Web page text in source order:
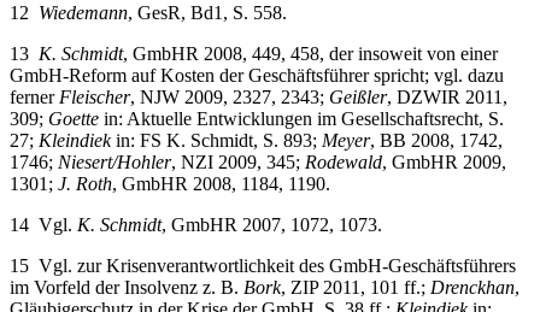
12 Wiedemann, GesR, Bd1, S. 558.
13 K. Schmidt, GmbHR 2008, 449, 458, der insoweit von einer
GmbH-Reform auf Kosten der Geschäftsführer spricht; vgl. dazu
ferner Fleischer, NJW 2009, 2327, 2343; Geißler, DZWIR 2011,
309; Goette in: Aktuelle Entwicklungen im Gesellschaftsrecht, S.
27; Kleindiekin: FS K. Schmidt, S. 893; Meyer, BB 2008, 1742,
1746; Niesert/Hohler, NZI 2009, 345; Rodewald, GmbHR 2009,
1301; J. Roth, GmbHR 2008, 1184, 1190.
14 Vgl. K. Schmidt, GmbHR 2007, 1072, 1073.
15 Vgl. zur Krisenverantwortlichkeit des GmbH-Geschäftsführers
im Vorfeld der Insolvenz z. B. Bork, ZIP 2011, 101 ff.; Drenckhan,